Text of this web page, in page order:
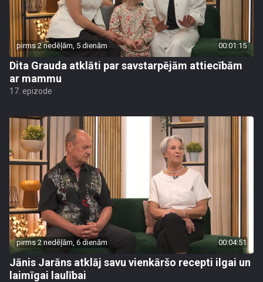
pirms 2 nedēļām, 5 dienām 00:01:15
Dita Grauda atklāti par savstarpējām attiecībām
ar mammu
17. epizode
pirms 2 nedēļām, 6 dienām 00:04:51
Jānis Jarāns atklāj savu vienkāršo recepti ilgai un
laimīgai laulībai